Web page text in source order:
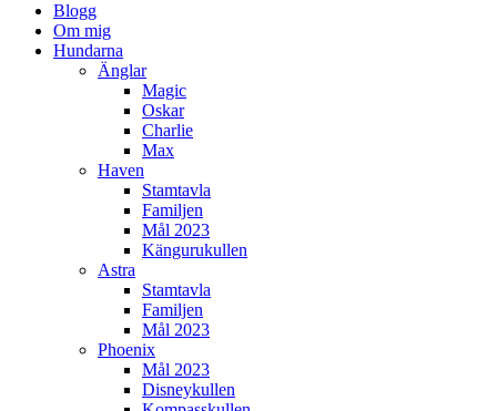
Blogg
Om mig
Hundarna
Änglar
Magic
Oskar
Charlie
Max
Haven
Stamtavla
Familjen
Mål 2023
Kängurukullen
Astra
Stamtavla
Familjen
Mål 2023
Phoenix
Mål 2023
Disneykullen